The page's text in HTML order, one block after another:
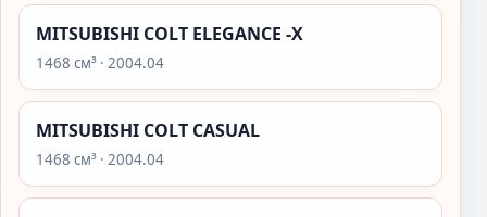
MITSUBISHI COLT ELEGANCE -X
1468 см³ · 2004.04
MITSUBISHI COLT CASUAL
1468 см³ · 2004.04